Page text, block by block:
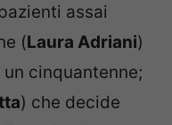
assai
(Laura Adriani)
cinquantenne;
) che decide